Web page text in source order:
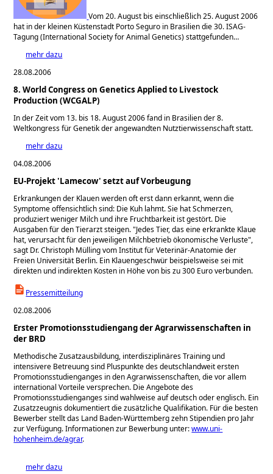
Vom 20. August bis einschließlich 25. August 2006
hat in der kleinen Küstenstadt Porto Seguro in Brasilien die 30. ISAG-
Tagung (International Society for Animal Genetics) stattgefunden…
mehr dazu
28.08.2006
8. World Congress on Genetics Applied to Livestock
Production (WCGALP)
In der Zeit vom 13. bis 18. August 2006 fand in Brasilien der 8.
Weltkongress für Genetik der angewandten Nutztierwissenschaft statt.
mehr dazu
04.08.2006
EU-Projekt 'Lamecow' setzt auf Vorbeugung
Erkrankungen der Klauen werden oft erst dann erkannt, wenn die
Symptome offensichtlich sind: Die Kuh lahmt. Sie hat Schmerzen,
produziert weniger Milch und ihre Fruchtbarkeit ist gestört. Die
Ausgaben für den Tierarzt steigen. "Jedes Tier, das eine erkrankte Klaue
hat, verursacht für den jeweiligen Milchbetrieb ökonomische Verluste",
sagt Dr. Christoph Mülling vom Institut für Veterinär-Anatomie der
Freien Universität Berlin. Ein Klauengeschwür beispielsweise sei mit
direkten und indirekten Kosten in Höhe von bis zu 300 Euro verbunden.
Pressemitteilung
02.08.2006
Erster Promotionsstudiengang der Agrarwissenschaften in
der BRD
Methodische Zusatzausbildung, interdisziplinäres Training und
intensivere Betreuung sind Pluspunkte des deutschlandweit ersten
Promotionsstudienganges in den Agrarwissenschaften, die vor allem
international Vorteile versprechen. Die Angebote des
Promotionsstudienganges sind wahlweise auf deutsch oder englisch. Ein
Zusatzzeugnis dokumentiert die zusätzliche Qualifikation. Für die besten
Bewerber stellt das Land Baden-Württemberg zehn Stipendien pro Jahr
zur Verfügung. Informationen zur Bewerbung unter:www.uni-
hohenheim.de/agrar.
mehr dazu